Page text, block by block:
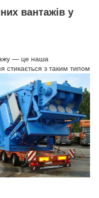
вантажів у
— це наша
стикається з таким типом